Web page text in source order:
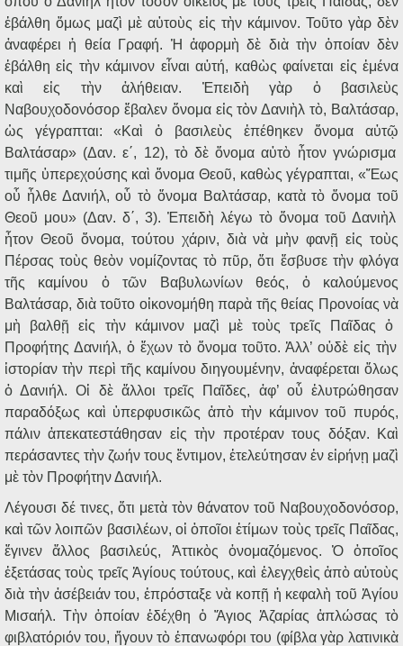
ἐβάλθηὅμως μαζὶ μὲ αὐτοὺς εἰς τὴν κάμινον. Τοῦτο γὰρ δὲν
ἀναφέρει ἡ θεία Γραφή. Ἡ ἀφορμὴ δὲ διὰτὴν ὁποίαν δὲν
ἐβάλθη εἰς τὴν κάμινον εἶναι αὐτή, καθὼς φαίνεται εἰςἐμένα
καὶ εἰς τὴνἀλήθειαν. Ἐπειδὴ γὰρ ὁβασιλεὺς
Ναβουχοδονόσορ ἔβαλεν ὄνομα εἰς τὸν Δανιὴλ τὸ, Βαλτάσαρ,
ὡς γέγραπται: «Καὶ ὁ βασιλεὺς ἐπέθηκενὄνομα αὐτῷ
Βαλτάσαρ» (Δαν. ε΄, 12), τὸδὲ ὄνομα αὐτὸ ἦτον γνώρισμα
τιμῆς ὑπερεχούσης καὶ ὄνομα Θεοῦ, καθὼς γέγραπται, «Ἕως
οὗ ἦλθε Δανιήλ, οὗ τὸ ὄνομα Βαλτάσαρ, κατὰτὸ ὄνομα τοῦ
Θεοῦ μου» (Δαν. δ΄, 3). Ἐπειδὴ λέγω τὸ ὄνομα τοῦ Δανιὴλ
ἦτον Θεοῦ ὄνομα, τούτου χάριν, διὰνὰ μὴν φανῇ εἰς τοὺς
Πέρσας τοὺς θεὸν νομίζοντας τὸπῦρ,ὅτι ἔσβυσε τὴν φλόγα
τῆς καμίνου ὁτῶν Βαβυλωνίων θεός, ὁκαλούμενος
Βαλτάσαρ, διὰτοῦτο οἰκονομήθη παρὰ τῆς θείας Προνοίας νὰ
μὴ βαλθῇ εἰς τὴν κάμινον μαζὶ μὲ τοὺς τρεῖς Παῖδας ὁ
Προφήτης Δανιήλ, ὁ ἔχων τὸ ὄνομα τοῦτο.Ἀλλ’ οὐδὲ εἰς τὴν
ἱστορίαν τὴν περὶ τῆς καμίνου διηγουμένην, ἀναφέρεταιὅλως
ὁ Δανιήλ. Οἱ δὲ ἄλλοι τρεῖς Παῖδες, ἀφ’ οὗ ἐλυτρώθησαν
παραδόξως καὶ ὑπερφυσικῶςἀπὸ τὴν κάμινον τοῦ πυρός,
πάλινἀπεκατεστάθησαν εἰς τὴν προτέραν τους δόξαν. Καὶ
περάσαντες τὴν ζωήν τους ἔντιμον, ἐτελεύτησαν ἐν εἰρήνῃ μαζὶ
μὲ τὸν Προφήτην Δανιήλ.
Λέγουσι δέ τινες, ὅτι μετὰ τὸν θάνατον τοῦ Ναβουχοδονόσορ,
καὶ τῶν λοιπῶν βασιλέων, οἱ ὁποῖοιἐτίμων τοὺς τρεῖς Παῖδας,
ἔγινενἄλλος βασιλεύς, Ἀττικὸς ὀνομαζόμενος. Ὁ ὁποῖος
ἐξετάσας τοὺς τρεῖς Ἁγίους τούτους, καὶ ἐλεγχθεὶς ἀπὸαὐτοὺς
διὰ τὴν ἀσέβειάν του,ἐπρόσταξε νὰ κοπῇ ἡ κεφαλὴ τοῦ Ἁγίου
Μισαήλ. Τὴνὁποίανἐδέχθη ὁ Ἅγιος Ἀζαρίας ἁπλώσας τὸ
φιβλατόριόν του, ἤγουν τὸ ἐπανωφόρι του (φίβλα γὰρ λατινικὰ